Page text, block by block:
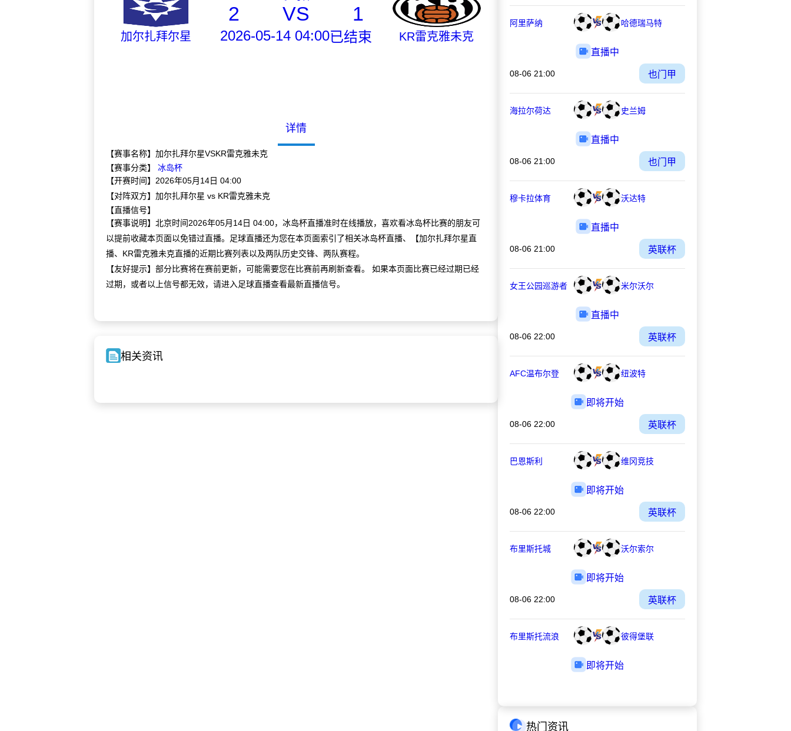
加尔扎拜尔星
2 VS 1
2026-05-14 04:00已结束 KR雷克雅未克
详情
【赛事名称】加尔扎拜尔星VSKR雷克雅未克
【赛事分类】 冰岛杯
【开赛时间】2026年05月14日 04:00
【对阵双方】加尔扎拜尔星 vs KR雷克雅未克
【直播信号】
【赛事说明】北京时间2026年05月14日 04:00，冰岛杯直播准时在线播放，喜欢看冰岛杯比赛的朋友可
以提前收藏本页面以免错过直播。足球直播还为您在本页面索引了相关冰岛杯直播、【加尔扎拜尔星直
播、KR雷克雅未克直播的近期比赛列表以及两队历史交锋、两队赛程。
【友好提示】部分比赛将在赛前更新，可能需要您在比赛前再刷新查看。 如果本页面比赛已经过期已经
过期，或者以上信号都无效，请进入足球直播查看最新直播信号。
相关资讯
阿里萨纳 哈德瑞马特
直播中
08-06 21:00 也门甲
海拉尔荷达 史兰姆
直播中
08-06 21:00 也门甲
穆卡拉体育 沃达特
直播中
08-06 21:00 英联杯
女王公园巡游者 米尔沃尔
直播中
08-06 22:00 英联杯
AFC温布尔登 纽波特
即将开始
08-06 22:00 英联杯
巴恩斯利 维冈竞技
即将开始
08-06 22:00 英联杯
布里斯托城 沃尔索尔
即将开始
08-06 22:00 英联杯
布里斯托流浪 彼得堡联
即将开始
热门资讯